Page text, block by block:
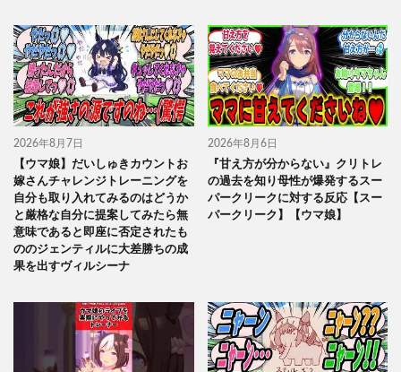
2026年8月7日
【ウマ娘】だいしゅきカウントお
嫁さんチャレンジトレーニングを
自分も取り入れてみるのはどうか
と厳格な自分に提案してみたら無
意味であると即座に否定されたも
ののジェンティルに大差勝ちの成
果を出すヴィルシーナ
2026年8月6日
『甘え方が分からない』クリトレ
の過去を知り母性が爆発するスー
パークリークに対する反応【スー
パークリーク】【ウマ娘】